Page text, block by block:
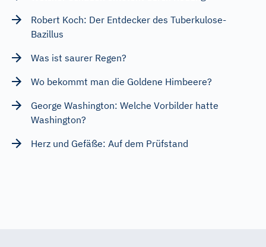
Robert Koch: Der Entdecker des Tuberkulose-
Bazillus
Was ist saurer Regen?
Wo bekommt man die Goldene Himbeere?
George Washington: Welche Vorbilder hatte
Washington?
Herz und Gefäße: Auf dem Prüfstand